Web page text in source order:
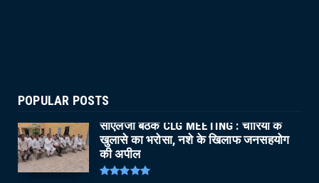
POPULAR POSTS
सीएलजी बैठक CLG MEETING : चोरियों के
खुलासे का भरोसा, नशे के खिलाफ जनसहयोग
की अपील